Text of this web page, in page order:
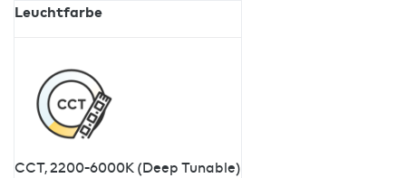
Leuchtfarbe
CCT, 2200-6000K (Deep Tunable)